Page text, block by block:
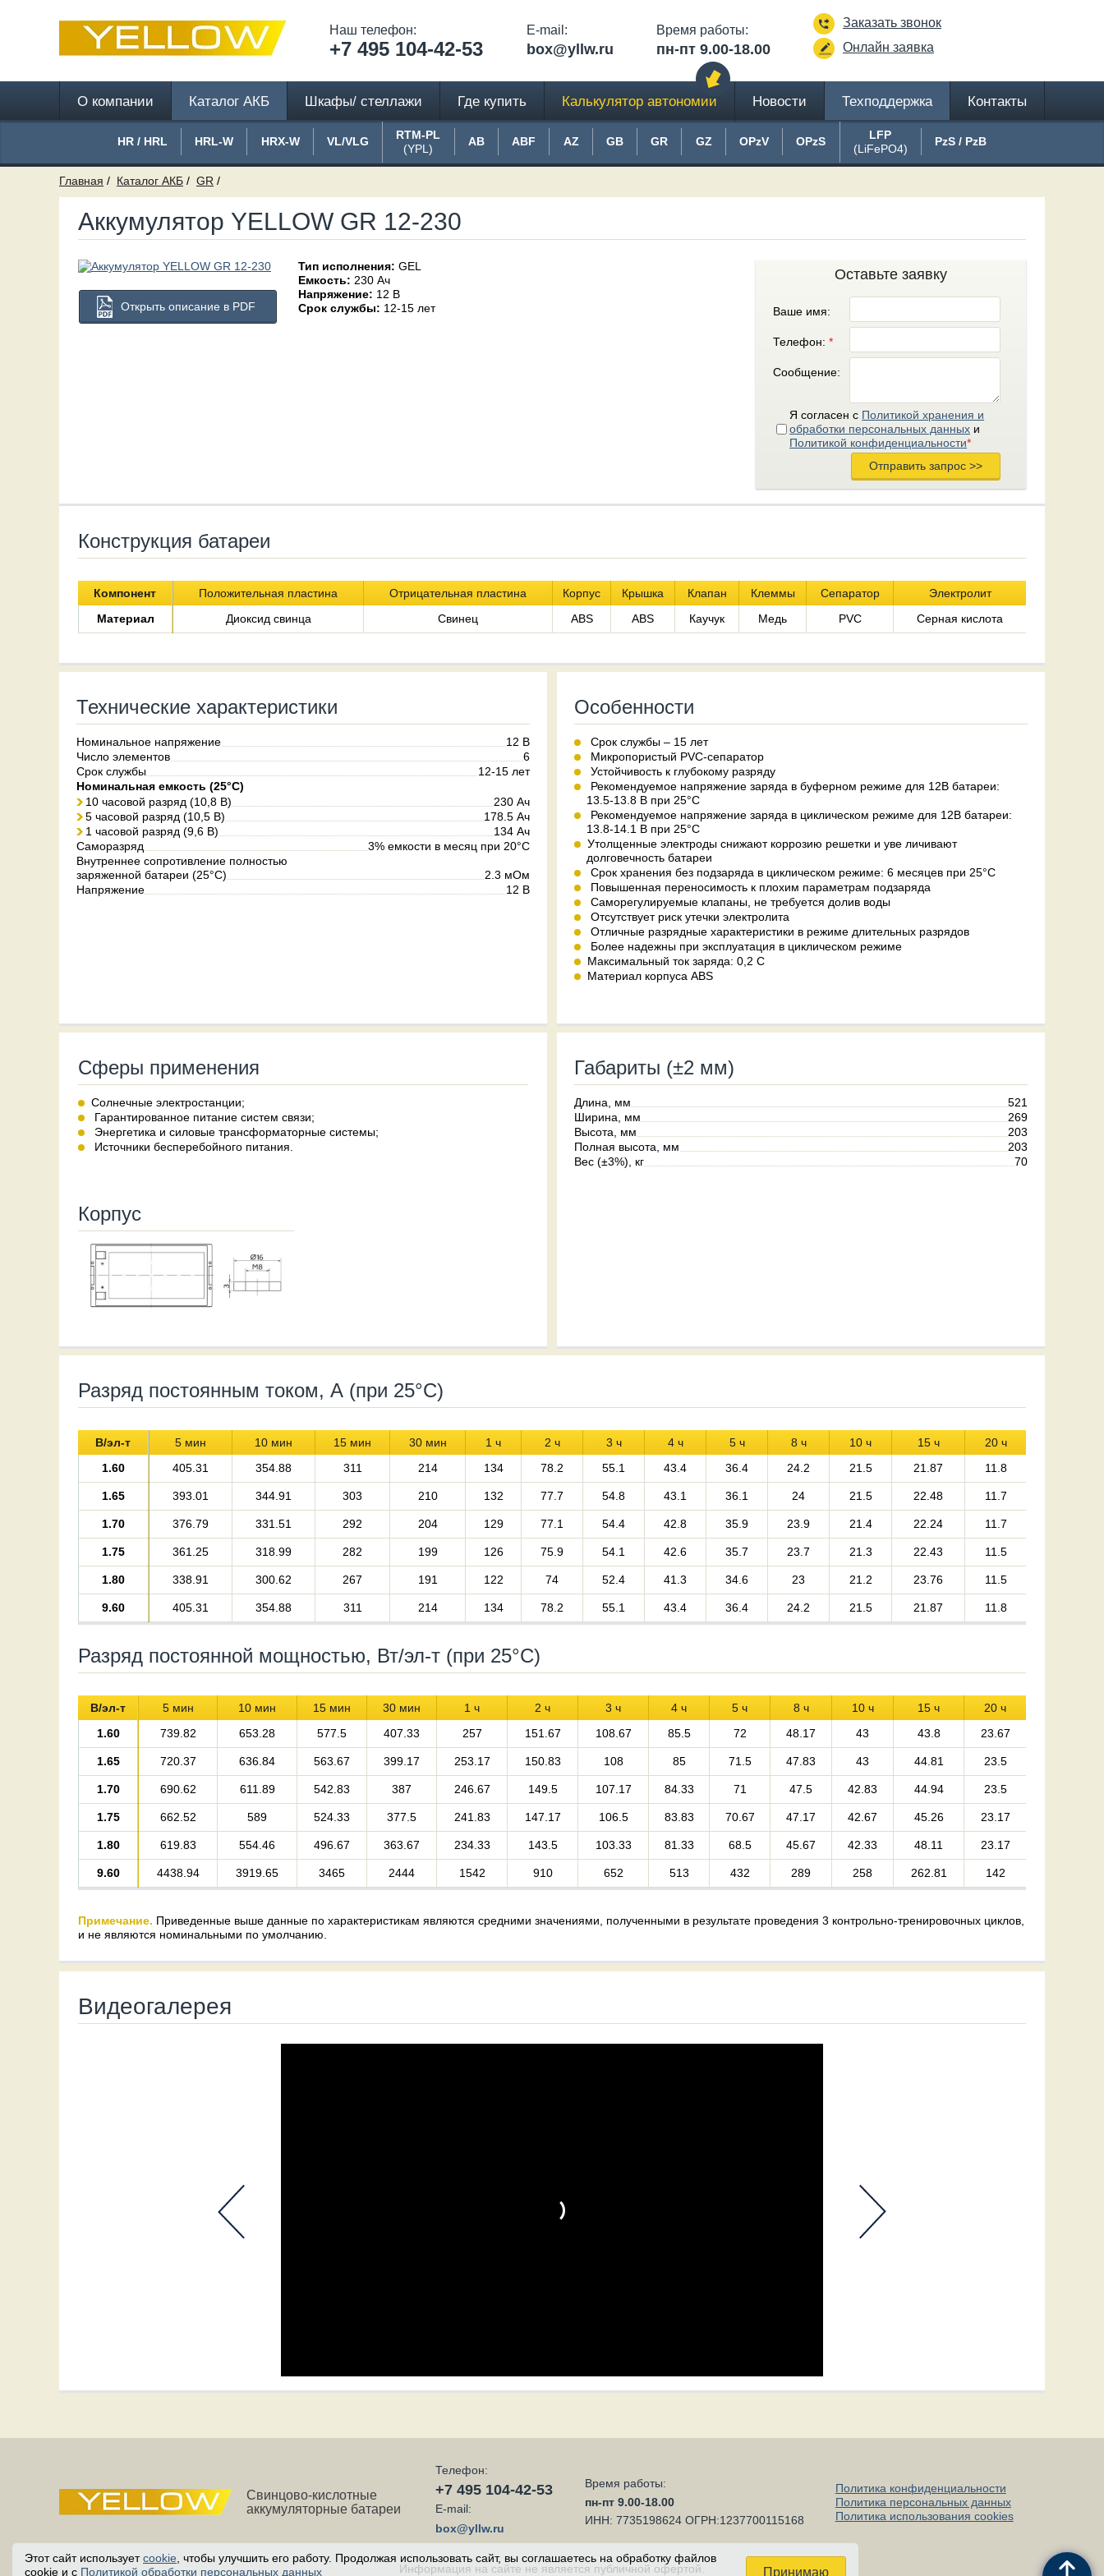
Наш телефон:
+7 495 104-42-53
E-mail:
box@yllw.ru
Время работы:
пн-пт 9.00-18.00
Заказать звонок
Онлайн заявка
О компании Каталог АКБ
HR / HRL HRL-W HRX-W VL/VLG
RTM-PL
(YPL)
AB ABF AZ GB GR GZ OPzV OPzS
LFP
(LiFePO4)
PzS / PzB
Шкафы/ стеллажи Где купить Калькулятор автономии Новости Техподдержка Контакты
Главная Каталог АКБ GR
Аккумулятор YELLOW GR 12-230
Открыть описание в PDF
Тип исполнения: GEL
Емкость: 230 Ач
Напряжение: 12 В
Срок службы: 12-15 лет
Оставьте заявку
Ваше имя:
Телефон:*
Сообщение:
Я согласен с Политикой хранения и
обработки персональных данных и
Политикой конфиденциальности*
Конструкция батареи
Компонент Положительная пластина Отрицательная пластина Корпус Крышка Клапан Клеммы Сепаратор
Электролит
Материал
Диоксид свинца Свинец ABS ABS Каучук Медь PVC Серная кислота
Технические характеристики
Номинальное напряжение
12 В
Число элементов
6
Срок службы
12-15 лет
Номинальная емкость (25°С)
10 часовой разряд (10,8 В)
230 Ач
5 часовой разряд (10,5 В)
178.5 Ач
1 часовой разряд (9,6 В)
134 Ач
Саморазряд
3% емкости в месяц при 20°C
Внутреннее сопротивление полностью
заряженной батареи (25°C)
2.3 мОм
Напряжение
12 В
Особенности
Срок службы – 15 лет
Микропористый PVC-сепаратор
Устойчивость к глубокому разряду
Рекомендуемое напряжение заряда в буферном режиме для 12В батареи:
13.5-13.8 В при 25°С
Рекомендуемое напряжение заряда в циклическом режиме для 12В батареи:
13.8-14.1 В при 25°С
Утолщенные электроды снижают коррозию решетки и уве личивают
долговечность батареи
Срок хранения без подзаряда в циклическом режиме: 6 месяцев при 25°С
Повышенная переносимость к плохим параметрам подзаряда
Саморегулируемые клапаны, не требуется долив воды
Отсутствует риск утечки электролита
Отличные разрядные характеристики в режиме длительных разрядов
Более надежны при эксплуатация в циклическом режиме
Максимальный ток заряда: 0,2 С
Материал корпуса ABS
Сферы применения
Солнечные электростанции;
Гарантированное питание систем связи;
Энергетика и силовые трансформаторные системы;
Источники бесперебойного питания.
Корпус
Габариты (±2 мм)
Длина, мм
521
Ширина, мм
269
Высота, мм
203
Полная высота, мм
203
Вес (±3%), кг
70
Разряд постоянным током, А (при 25°С)
В/эл-т 5 мин 10 мин 15 мин 30 мин 1 ч 2 ч 3 ч 4 ч 5 ч 8 ч 10 ч 15 ч
20 ч
1.60
405.31 354.88 311 214 134 78.2 55.1 43.4 36.4 24.2 21.5 21.87 11.8
1.65 393.01 344.91 303 210 132 77.7 54.8 43.1 36.1 24 21.5 22.48 11.7
1.70 376.79 331.51 292 204 129 77.1 54.4 42.8 35.9 23.9 21.4 22.24 11.7
1.75 361.25 318.99 282 199 126 75.9 54.1 42.6 35.7 23.7 21.3 22.43 11.5
1.80 338.91 300.62 267 191 122 74 52.4 41.3 34.6 23 21.2 23.76 11.5
9.60 405.31 354.88 311 214 134 78.2 55.1 43.4 36.4 24.2 21.5 21.87 11.8
Разряд постоянной мощностью, Вт/эл-т (при 25°С)
В/эл-т 5 мин 10 мин 15 мин 30 мин 1 ч 2 ч 3 ч 4 ч 5 ч 8 ч 10 ч 15 ч
20 ч
1.60
739.82 653.28 577.5 407.33 257 151.67 108.67 85.5 72 48.17 43 43.8 23.67
1.65 720.37 636.84 563.67 399.17 253.17 150.83 108 85 71.5 47.83 43 44.81 23.5
1.70 690.62 611.89 542.83 387 246.67 149.5 107.17 84.33 71 47.5 42.83 44.94 23.5
1.75 662.52 589 524.33 377.5 241.83 147.17 106.5 83.83 70.67 47.17 42.67 45.26 23.17
1.80 619.83 554.46 496.67 363.67 234.33 143.5 103.33 81.33 68.5 45.67 42.33 48.11 23.17
9.60 4438.94 3919.65 3465 2444 1542 910 652 513 432 289 258 262.81 142
Примечание. Приведенные выше данные по характеристикам являются средними значениями, полученными в результате проведения 3 контрольно-тренировочных циклов,
и не являются номинальными по умолчанию.
Видеогалерея
Этот сайт используетcookie , чтобы улучшить его работу. Продолжая использовать сайт, вы соглашаетесь на обработку файлов
cookie и с Политикой обработки персональных данных
Свинцово-кислотные
аккумуляторные батареи
Телефон:
+7 495 104-42-53
E-mail:
box@yllw.ru
Время работы:
пн-пт 9.00-18.00
ИНН: 7735198624 ОГРН:1237700115168
Политика конфиденциальности
Политика персональных данных
Политика использования cookies
Информация на сайте не является публичной офертой.